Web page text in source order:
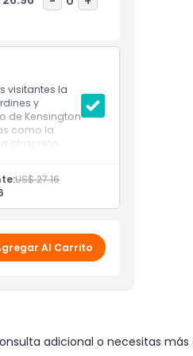
visitantes la
y
de Kensington
como la
atracción
US$ 27.16
Al Carrito
adicional o necesitas